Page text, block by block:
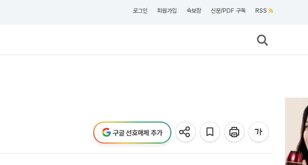
로그인 회원가입 속보창 신문/PDF 구독 RSS
구글 선호매체 추가